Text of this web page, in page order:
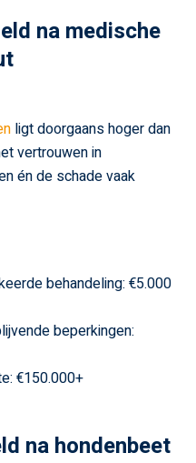
na medische
ligt doorgaans hoger dan
vertrouwen in
én de schade vaak
behandeling: €5.000
beperkingen:
€150.000+
na hondenbeet